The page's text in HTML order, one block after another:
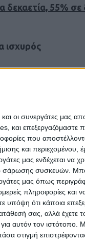
και οι συνεργάτες μας
και επεξεργαζόμαστε
που
και περιεχομένου,
μας ενδέχεται να
συσκευών.
μας όπως
πληροφορίες και
υπόψη ότι κάποια
σας, αλλά έχετε
αυτόν τον ιστότοπο.
στιγμή
δεκαετία, 55%
ισχυρός
πάντως πως δεν
πως« υπάρχουν
περιόδους
χρονικά
σεισμός κατά τα
είναι
παρόμοια
εφαρμογή του